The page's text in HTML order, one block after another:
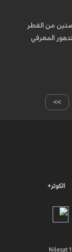
من الفطر
المعرفي
>>
الكوثر+
Nilesat